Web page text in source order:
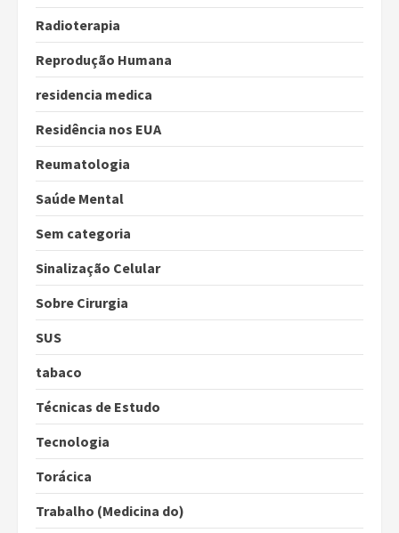
Radioterapia
Reprodução Humana
residencia medica
Residência nos EUA
Reumatologia
Saúde Mental
Sem categoria
Sinalização Celular
Sobre Cirurgia
SUS
tabaco
Técnicas de Estudo
Tecnologia
Torácica
Trabalho (Medicina do)